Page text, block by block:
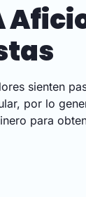
sienten
por lo
para